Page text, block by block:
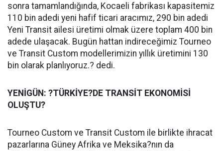
sonra tamamlandığında, Kocaeli fabrikası kapasitemiz
110 bin adedi yeni hafif ticari aracımız, 290 bin adedi
Yeni Transit ailesi üretimi olmak üzere toplam 400 bin
adede ulaşacak. Bugün hattan indireceğimiz Tourneo
ve Transit Custom modellerimizin yıllık üretimini 130
bin olarak planlıyoruz.? dedi.
YENİGÜN: ?TÜRKİYE?DE TRANSİT EKONOMİSİ
OLUŞTU?
Tourneo Custom ve Transit Custom ile birlikte ihracat
pazarlarına Güney Afrika ve Meksika?nın da